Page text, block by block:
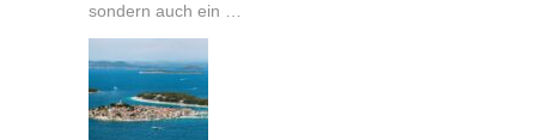
sondern auch ein …